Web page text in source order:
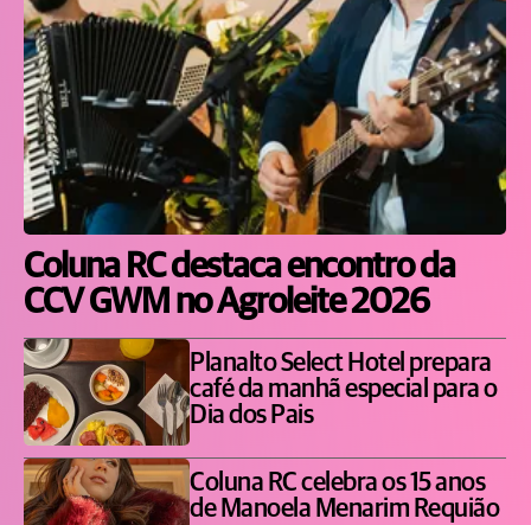
Coluna RC destaca encontro da
CCV GWM no Agroleite 2026
Planalto Select Hotel prepara
café da manhã especial para o
Dia dos Pais
Coluna RC celebra os 15 anos
de Manoela Menarim Requião